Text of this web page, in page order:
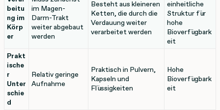
beitu
ng im
Körp
er
im Magen-
Darm-Trakt
weiter abgebaut
werden
Besteht aus kleineren
Ketten, die durch die
Verdauung weiter
verarbeitet werden
einheitliche
Struktur für
hohe
Bioverfügbark
eit
Prakt
ische
r
Unter
schie
d
Relativ geringe
Aufnahme
Praktisch in Pulvern,
Kapseln und
Flüssigkeiten
Hohe
Bioverfügbark
eit